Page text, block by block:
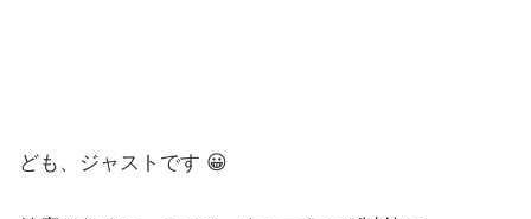
ども、ジャストです 😀